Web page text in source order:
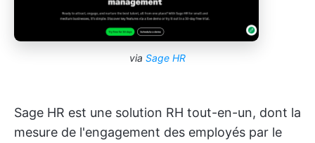
via Sage HR
Sage HR est une solution RH tout-en-un, dont la
mesure de l'engagement des employés par le